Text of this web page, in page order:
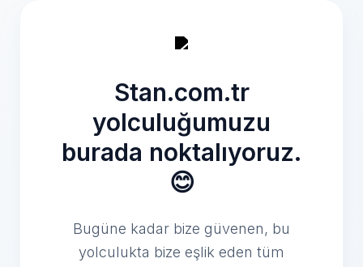
Stan.com.tr
yolculuğumuzu
burada noktalıyoruz.
😊
Bugüne kadar bize güvenen, bu
yolculukta bize eşlik eden tüm